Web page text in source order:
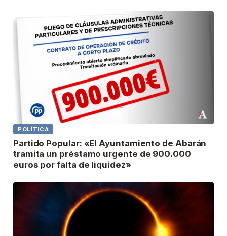
POLÍTICA
Partido Popular: «El Ayuntamiento de Abarán
tramita un préstamo urgente de 900.000
euros por falta de liquidez»